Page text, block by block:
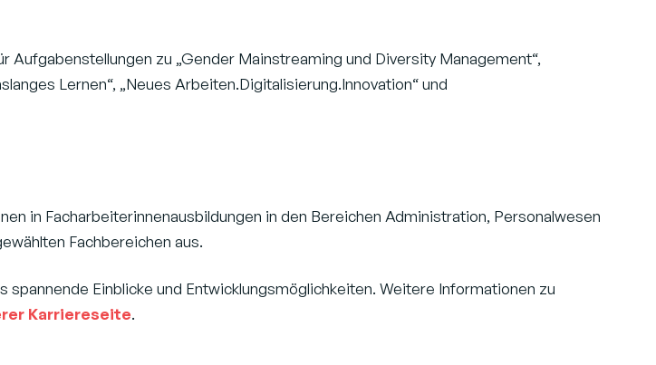
zu „Gender Mainstreaming und Diversity Management“,
Lernen“, „Neues Arbeiten.Digitalisierung.Innovation“ und
in Facharbeiterinnenausbildungen in den Bereichen Administration, Personalwesen
Fachbereichen aus.
Einblicke und Entwicklungsmöglichkeiten. Weitere Informationen zu
Karriereseite.